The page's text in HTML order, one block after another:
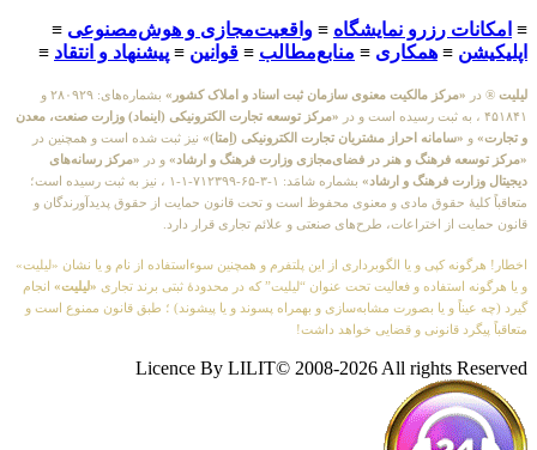
≡ امکانات رزرو نمایشگاه ≡ واقعیت‌مجازی و هوش‌مصنوعی ≡
اپلیکیشن ≡ همکاری ≡ منابع‌مطالب ≡ قوانین ≡ پیشنهاد و انتقاد ≡
لیلیت ® در «مرکز مالکیت معنوی سازمان ثبت اسناد و املاک کشور»
بشماره‌های: ۲۸۰۹۲۹ و
۴۵۱۸۴۱ ، به ثبت رسیده است و در
«مرکز توسعه تجارت الکترونیکی (اینماد) وزارت صنعت، معدن
و تجارت» و «سامانه احراز مشتریان تجارت الکترونیکی (اِمتا)» نیز ثبت شده است و همچنین در
«مرکز توسعه فرهنگ و هنر در فضای‌مجازی وزارت فرهنگ و ارشاد» و در «مرکز رسانه‌های
دیجیتال وزارت فرهنگ و ارشاد»
بشماره شامَد: ۱-۳-۶۵-۷۱۲۳۹۹-۱-۱ ، نیز به ثبت رسیده است؛
متعاقباً کلیهٔ حقوق مادی و معنوی محفوظ است و تحت قانون حمایت از حقوق پدیدآورندگان و
قانون حمایت از اختراعات، طرح‌های صنعتی و علائم تجاری قرار دارد.
اخطار! هرگونه کپی و یا الگوبرداری از این پلتفرم و همچنین سوءاستفاده از نام و یا نشان «لیلیت»
و یا هرگونه استفاده و فعالیت تحت عنوان “لیلیت” که در محدودهٔ ثبتی برند تجاری «لیلیت» انجام
گیرد (چه عیناً و یا بصورت مشابه‌سازی و بهمراه پسوند و یا پیشوند) ؛ طبق قانون ممنوع است و
متعاقباً پیگرد قانونی و قضایی خواهد داشت!
Licence By LILIT© 2008-2026 All rights Reserved